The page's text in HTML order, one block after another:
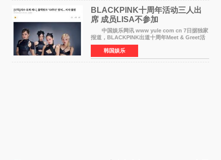
BLACKPINK十周年活动三人出
席 成员LISA不参加
中国娱乐网讯 www yule com cn 7日据独家
报道，BLACKPINK出道十周年Meet & Greet活
动将由智秀、ROS&Eacute;、JENNIE出席，
LISA将缺席。 此前BLACKPINK所属社YG并
未为组合出道十周年做
韩国娱乐